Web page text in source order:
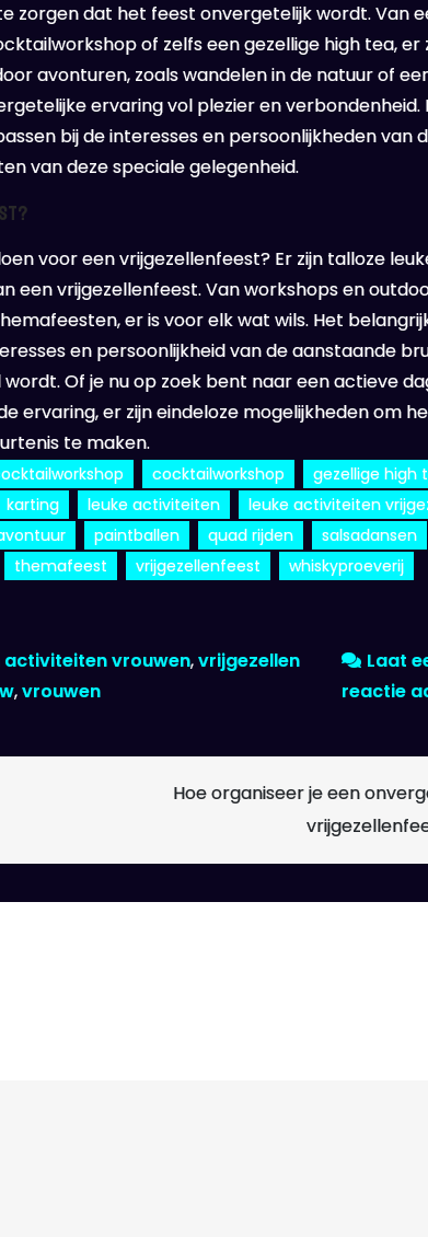
zorgen dat het feest onvergetelijk wordt. Van
of zelfs een gezellige high tea, er
avonturen, zoals wandelen in de natuur of
ervaring vol plezier en verbondenheid.
bij de interesses en persoonlijkheden van
van deze speciale gelegenheid.
voor een vrijgezellenfeest? Er zijn talloze
een vrijgezellenfeest. Van workshops en
er is voor elk wat wils. Het
en persoonlijkheid van de aanstaande
Of je nu op zoek bent naar een actieve
ervaring, er zijn eindeloze mogelijkheden om
te maken.
cocktailworkshop
gezellige high
karting leuke activiteiten
leuke activiteiten
paintballen quad rijden
salsadansen
themafeest vrijgezellenfeest
whiskyproeverij
activiteiten vrouwen,vrijgezellen
,vrouwen
Laat
reactie
Hoe organiseer je een